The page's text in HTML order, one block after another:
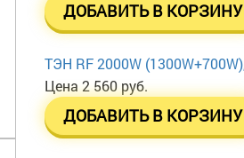
ДОБАВИТЬ В КОРЗИНУ
ТЭН RF 2000W
Цена 2 560 руб.
ДОБАВИТЬ В КОРЗИНУ